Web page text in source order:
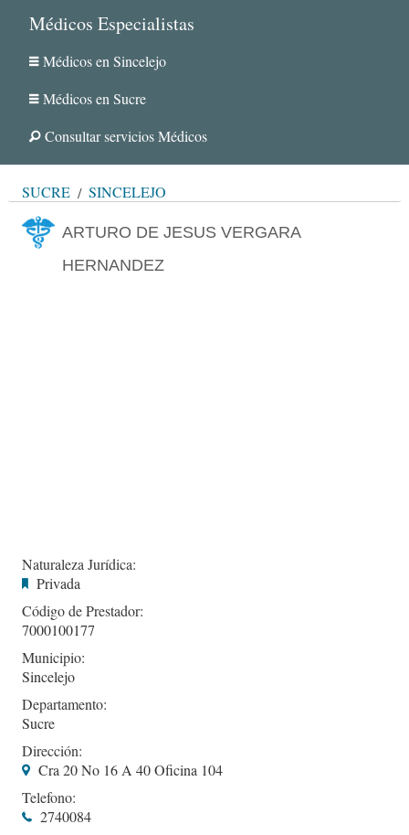
Médicos Especialistas
Médicos en Sincelejo
Médicos en Sucre
Consultar servicios Médicos
SUCRE SINCELEJO
ARTURO DE JESUS VERGARA
HERNANDEZ
Naturaleza Jurídica:
Privada
Código de Prestador:
7000100177
Municipio:
Sincelejo
Departamento:
Sucre
Dirección:
Cra 20 No 16 A 40 Oficina 104
Telefono:
2740084